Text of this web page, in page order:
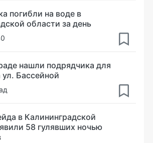
погибли на воде в
области за день
нашли подрядчика для
ул. Бассейной
в Калининградской
58 гулявших ночью